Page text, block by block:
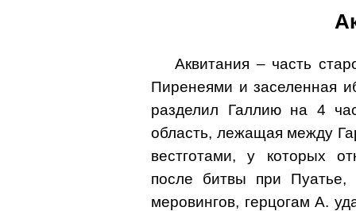
Аквитания – часть
Пиренеями и заселенная
разделил Галлию на 4
область, лежащая между
вестготами, у которых
после битвы при Пуатье,
меровингов, герцогам А.